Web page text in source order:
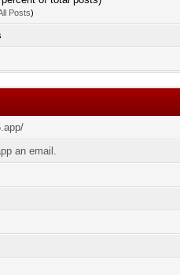
Posts)
an email.